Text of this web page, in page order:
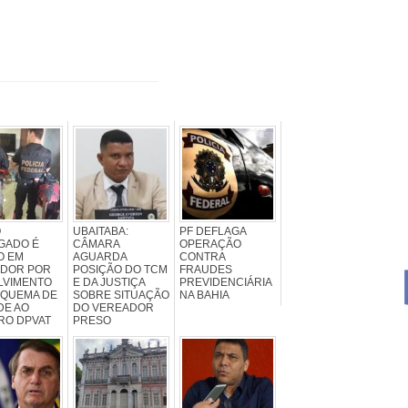
É
EM
POR
DE
AO
DPVAT
UBAITABA:
CÂMARA
AGUARDA
POSIÇÃO DO TCM
E DA JUSTIÇA
SOBRE SITUAÇÃO
DO VEREADOR
PRESO
PF DEFLAGA
OPERAÇÃO
CONTRA
FRAUDES
PREVIDENCIÁRIA
NA BAHIA